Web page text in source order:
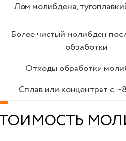
Лом молибдена,
Более чистый молибден
обработки
Отходы обработки
Сплав или концентрат с